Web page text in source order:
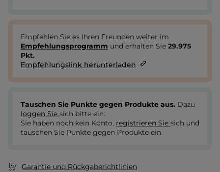
Empfehlen Sie es Ihren Freunden weiter im
Empfehlungsprogramm und erhalten Sie 29.975
Pkt.
Empfehlungslink herunterladen
Tauschen Sie Punkte gegen Produkte aus. Dazu
loggen Sie sich bitte ein.
Sie haben noch kein Konto, registrieren Sie sich und
tauschen Sie Punkte gegen Produkte ein.
Garantie und Rückgaberichtlinien